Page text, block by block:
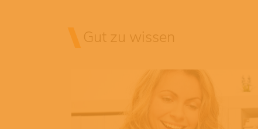
Gut zu wissen